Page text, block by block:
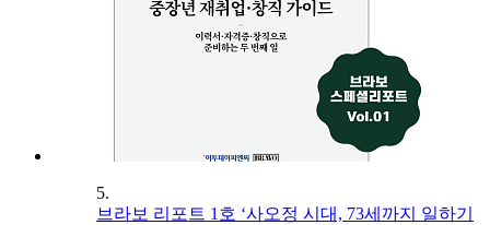
5.
브라보 리포트 1호 ‘사오정 시대, 73세까지 일하기